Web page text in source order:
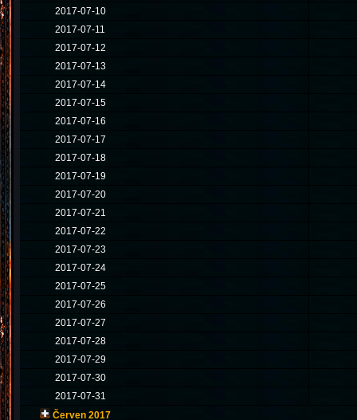
2017-07-10
2017-07-11
2017-07-12
2017-07-13
2017-07-14
2017-07-15
2017-07-16
2017-07-17
2017-07-18
2017-07-19
2017-07-20
2017-07-21
2017-07-22
2017-07-23
2017-07-24
2017-07-25
2017-07-26
2017-07-27
2017-07-28
2017-07-29
2017-07-30
2017-07-31
Červen 2017